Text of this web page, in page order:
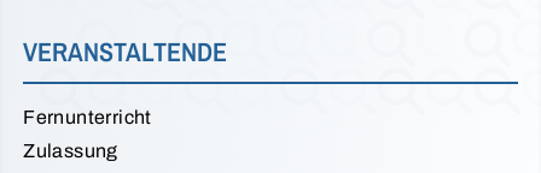
VERANSTALTENDE
Fernunterricht
Zulassung